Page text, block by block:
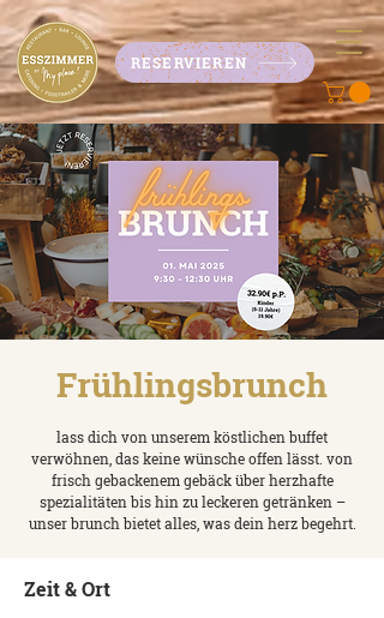
RESERVIEREN
Frühlingsbrunch
lass dich von unserem köstlichen buffet
verwöhnen, das keine wünsche offen lässt. von
frisch gebackenem gebäck über herzhafte
spezialitäten bis hin zu leckeren getränken –
unser brunch bietet alles, was dein herz begehrt.
Zeit & Ort